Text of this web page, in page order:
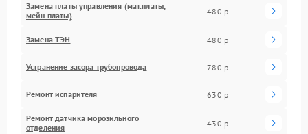
Замена платы управления (мат.платы,
мейн платы)
480 р
Замена ТЭН 480 р
Устранение засора трубопровода 780 р
Ремонт испарителя 630 р
Ремонт датчика морозильного
отделения
430 р